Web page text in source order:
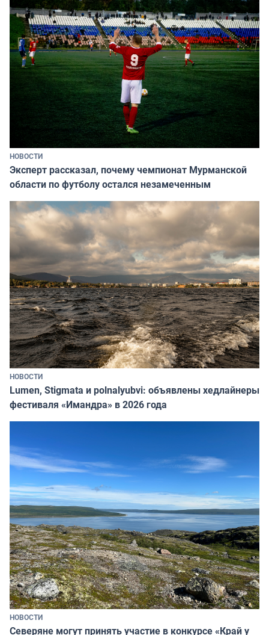
НОВОСТИ
Эксперт рассказал, почему чемпионат Мурманской
области по футболу остался незамеченным
НОВОСТИ
Lumen, Stigmata и polnalyubvi: объявлены хедлайнеры
фестиваля «Имандра» в 2026 года
НОВОСТИ
Северяне могут принять участие в конкурсе «Край у